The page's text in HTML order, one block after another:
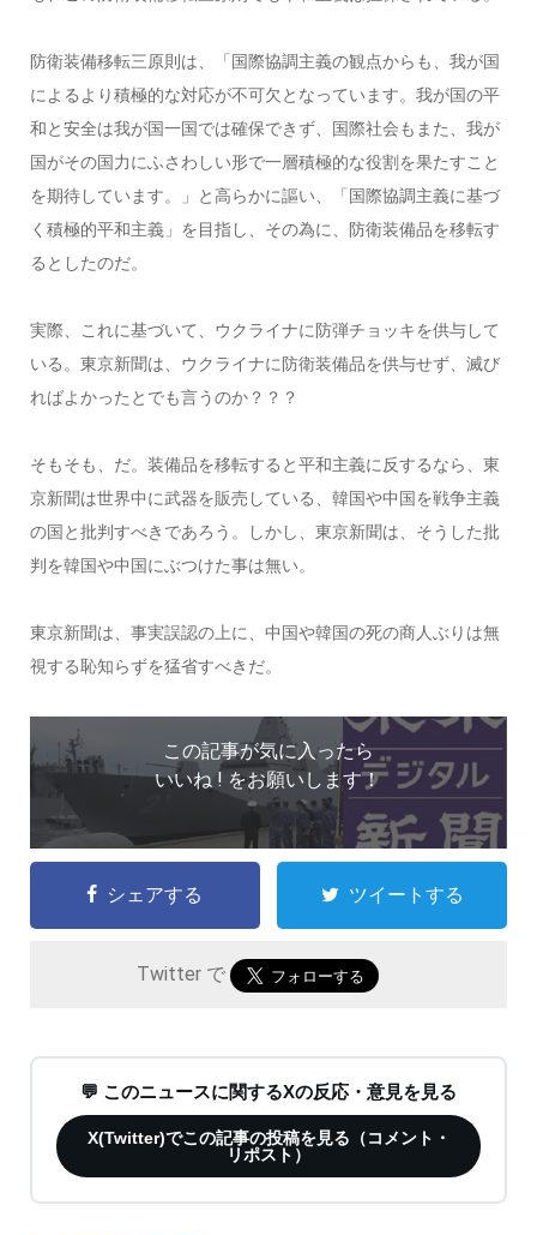
防衛装備移転三原則は、「国際協調主義の観点からも、我が国
によるより積極的な対応が不可欠となっています。我が国の平
和と安全は我が国一国では確保できず、国際社会もまた、我が
国がその国力にふさわしい形で一層積極的な役割を果たすこと
を期待しています。」と高らかに謳い、「国際協調主義に基づ
く積極的平和主義」を目指し、その為に、防衛装備品を移転す
るとしたのだ。
実際、これに基づいて、ウクライナに防弾チョッキを供与して
いる。東京新聞は、ウクライナに防衛装備品を供与せず、滅び
ればよかったとでも言うのか？？？
そもそも、だ。装備品を移転すると平和主義に反するなら、東
京新聞は世界中に武器を販売している、韓国や中国を戦争主義
の国と批判すべきであろう。しかし、東京新聞は、そうした批
判を韓国や中国にぶつけた事は無い。
東京新聞は、事実誤認の上に、中国や韓国の死の商人ぶりは無
視する恥知らずを猛省すべきだ。
この記事が気に入ったら
いいね ! をお願いします！
シェアする ツイートする
Twitter で
💬 このニュースに関するXの反応・意見を見る
X(Twitter)でこの記事の投稿を見る（コメント・
リポスト）